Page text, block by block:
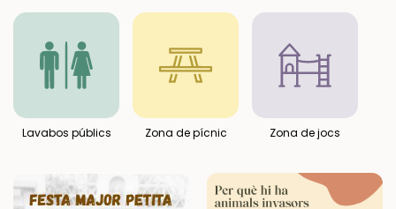
Lavabos públics Zona de pícnic Zona de jocs